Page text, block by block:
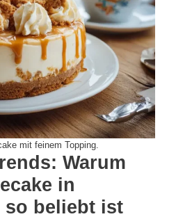
mit feinem Topping.
Warum
in
so beliebt ist